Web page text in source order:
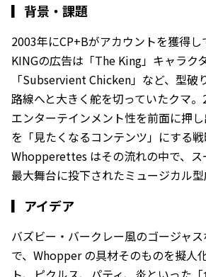
▎ 背景・課題
2003年にCP+Bがアカウントを獲得し
KINGの広告は「The King」キャラク
「Subservient Chicken」など、型破
路線へと大きく舵を切っていたクマ
エンターテインメント性を前面に押
を「見たくなるコンテンツ」にする戦
Whopperettes はその流れの中で、ス
最大舞台に投下されたミュージカル型
▎ アイデア
バズビー・バークレー風のゴージャ
で、Whopper の具材そのものを擬人